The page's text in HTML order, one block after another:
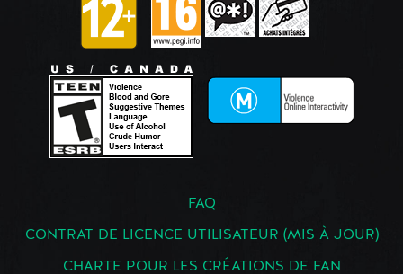
FAQ
CONTRAT DE LICENCE UTILISATEUR (MIS À JOUR)
CHARTE POUR LES CRÉATIONS DE FAN